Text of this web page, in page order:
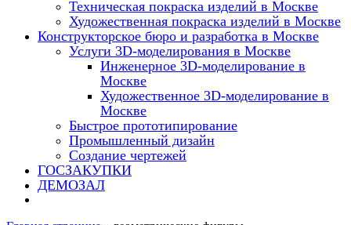
Техническая покраска изделий в Москве
Художественная покраска изделий в Москве
Конструкторское бюро и разработка в Москве
Услуги 3D-моделирования в Москве
Инженерное 3D-моделирование в
Москве
Художественное 3D-моделирование в
Москве
Быстрое прототипирование
Промышленный дизайн
Создание чертежей
ГОСЗАКУПКИ
ДЕМОЗАЛ